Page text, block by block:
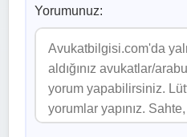
Yorumunuz: